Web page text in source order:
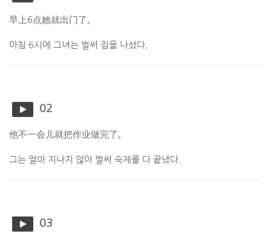
早上6点她就出门了。
아침 6시에 그녀는 벌써 집을 나섰다.
02
他不一会儿就把作业做完了。
그는 얼마 지나지 않아 벌써 숙제를 다 끝냈다.
03